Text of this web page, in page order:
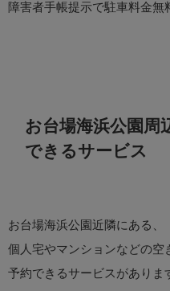
障害者手帳提示で駐車料金無
お台場海浜公園周
できるサービス
お台場海浜公園近隣にある、
個人宅やマンションなどの空
予約できるサービスがありま